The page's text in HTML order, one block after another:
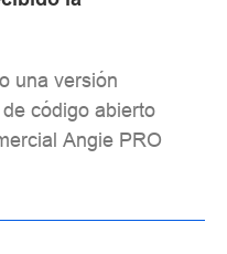
una versión
código abierto
Angie PRO